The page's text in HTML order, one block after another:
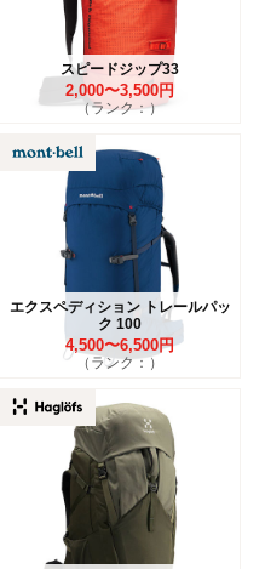
スピードジップ33
2,000〜3,500円
（ランク：）
エクスペディション トレールパッ
ク 100
4,500〜6,500円
（ランク：）